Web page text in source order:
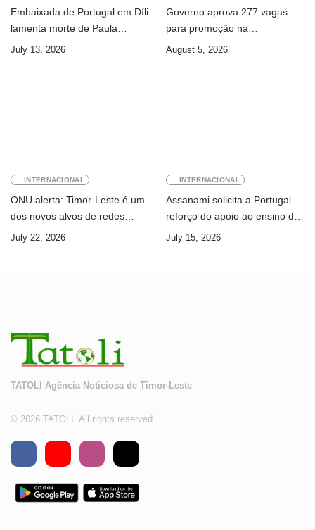
Embaixada de Portugal em Díli
lamenta morte de Paula
Ferreira Pinto
July 13, 2026
Governo aprova 277 vagas
para promoção na
Administração Pública
August 5, 2026
INTERNACIONAL
ONU alerta: Timor-Leste é um
dos novos alvos de redes
internacionais de cibercrime
July 22, 2026
INTERNACIONAL
Assanami solicita a Portugal
reforço do apoio ao ensino da
língua portuguesa e ao ensino
July 15, 2026
TATOLI Agência Noticiosa de Timor-Leste
© 2026 TATOLI. All rights reserved.